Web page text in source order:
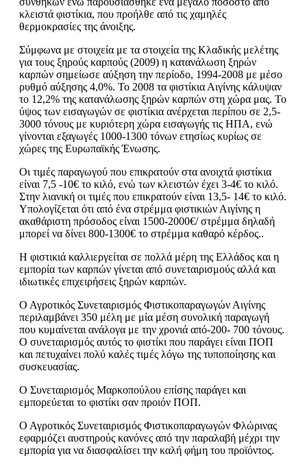
κλειστά φιστίκια, που προήλθε από τις χαμηλές
θερμοκρασίες της άνοιξης.
Σύμφωνα με στοιχεία με τα στοιχεία της Κλαδικής μελέτης
για τους ξηρούς καρπούς (2009) η κατανάλωση ξηρών
καρπών σημείωσε αύξηση την περίοδο, 1994-2008 με μέσο
ρυθμό αύξησης 4,0%. Το 2008 τα φιστίκια Αιγίνης κάλυψαν
το 12,2% της κατανάλωσης ξηρών καρπών στη χώρα μας. Το
ύψος των εισαγωγών σε φιστίκια ανέρχεται περίπου σε 2,5-
3000 τόνους με κυριότερη χώρα εισαγωγής τις ΗΠΑ, ενώ
γίνονται εξαγωγές 1000-1300 τόνων ετησίως κυρίως σε
χώρες της Ευρωπαϊκής Ένωσης.
Οι τιμές παραγωγού που επικρατούν στα ανοιχτά φιστίκια
είναι 7,5 -10€ το κιλό, ενώ των κλειστών έχει 3-4€ το κιλό.
Στην λιανική οι τιμές που επικρατούν είναι 13,5- 14€ το κιλό.
Υπολογίζεται ότι από ένα στρέμμα φιστικιών Αιγίνης η
ακαθάριστη πρόσοδος είναι 1500-2000€/ στρέμμα δηλαδή
μπορεί να δίνει 800-1300€ το στρέμμα καθαρό κέρδος..
Η φιστικιά καλλιεργείται σε πολλά μέρη της Ελλάδος και η
εμπορία των καρπών γίνεται από συνεταιρισμούς αλλά και
ιδιωτικές επιχειρήσεις ξηρών καρπών.
Ο Αγροτικός Συνεταιρισμός Φιστικοπαραγωγών Αιγίνης
περιλαμβάνει 350 μέλη με μία μέση συνολική παραγωγή
που κυμαίνεται ανάλογα με την χρονιά από-200- 700 τόνους.
Ο συνεταιρισμός αυτός το φιστίκι που παράγει είναι ΠΟΠ
και πετυχαίνει πολύ καλές τιμές λόγω της τυποποίησης και
συσκευασίας.
Ο Συνεταιρισμός Μαρκοπούλου επίσης παράγει και
εμπορεύεται το φιστίκι σαν προιόν ΠΟΠ.
Ο Αγροτικός Συνεταιρισμός Φιστικοπαραγωγών Φλώρινας
εφαρμόζει αυστηρούς κανόνες από την παραλαβή μέχρι την
εμπορία για να διασφαλίσει την καλή φήμη του προϊόντος.